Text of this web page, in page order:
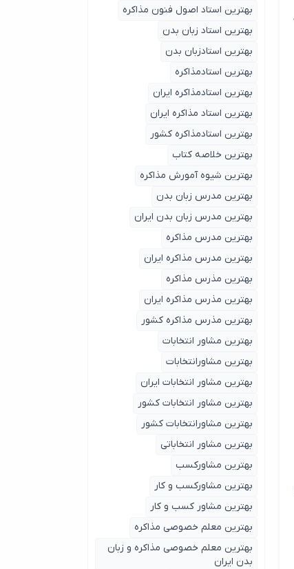
بهترین استاد اصول ‌فنون مذاکره
بهترین استاد زبان بدن
بهترین استادزبان بدن
بهترین استادمذاکره
بهترین استادمذاکره ایران
بهترین استاد مذاکره ایران
بهترین استادمذاکره کشور
بهترین خلاصه کتاب
بهترین شیوه آمورش مذاکره
بهترین مدرس زبان بدن
بهترین مدرس زبان بدن ایران
بهترین مدرس مذاکره
بهترین مدرس مذاکره ایران
بهترین مذرس مذاکره
بهترین مذرس مذاکره ایران
بهترین مذرس مذاکره کشور
بهترین مشاور انتخابات
بهترین مشاورانتخابات
بهترین مشاور انتخابات ایران
بهترین مشاور انتخابات کشور
بهترین مشاورانتخابات کشور
بهترین مشاور انتخاباتی
بهترین مشاورکسب
بهترین مشاورکسب و کار
بهترین مشاور کسب و کار
بهترین معلم خصوصی مذاکره
بهترین معلم خصوصی مذاکره و زبان
بدن ایران